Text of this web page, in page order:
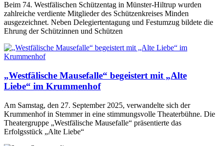
Beim 74. Westfälischen Schützentag in Münster-Hiltrup wurden
zahlreiche verdiente Mitglieder des Schützenkreises Minden
ausgezeichnet. Neben Delegiertentagung und Festumzug bildete die
Ehrung der Schützinnen und Schützen
„Westfälische Mausefalle“ begeistert mit „Alte
Liebe“ im Krummenhof
Am Samstag, den 27. September 2025, verwandelte sich der
Krummenhof in Stemmer in eine stimmungsvolle Theaterbühne. Die
Theatergruppe „Westfälische Mausefalle“ präsentierte das
Erfolgsstück „Alte Liebe“